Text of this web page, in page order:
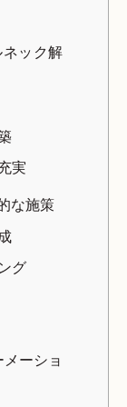
ック解
実
な施策
グ
ーショ